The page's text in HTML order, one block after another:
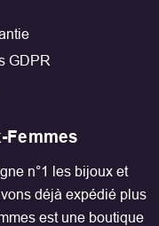
GDPR
n°1 les bijoux et
déjà expédié plus
est une boutique